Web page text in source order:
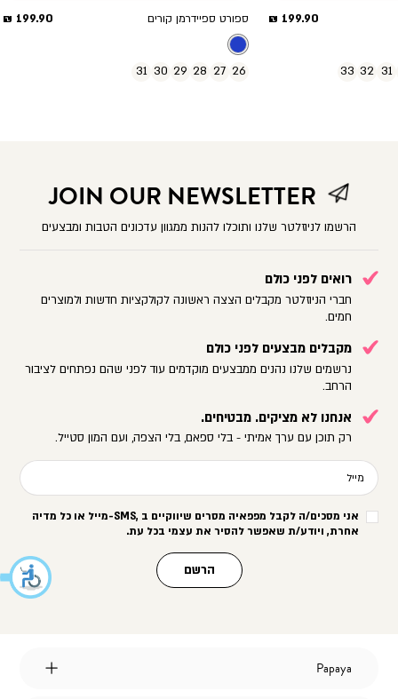
מחיר
199.90 ₪
31
32
33
ספורט ספיידרמן קורים
מחיר
199.90 ₪
26
27
28
29
30
31
JOIN OUR NEWSLETTER
הרשמו לניוזלטר שלנו ותוכלו להנות ממגוון עדכונים הטבות ומבצעים
רואים לפני כולם
חברי הניוזלטר מקבלים הצצה ראשונה לקולקציות חדשות ולמוצרים
חמים.
מקבלים מבצעים לפני כולם
נרשמים שלנו נהנים ממבצעים מוקדמים עוד לפני שהם נפתחים לציבור
הרחב.
אנחנו לא מציקים. מבטיחים.
רק תוכן עם ערך אמיתי - בלי ספאם, בלי הצפה, ועם המון סטייל.
מייל
אני מסכים/ה לקבל מפפאיה מסרים שיווקיים ב -SMS,מייל או כל מדיה
אחרת, ויודע/ת שאפשר להסיר את עצמי בכל עת.
הרשם
Papaya
Papaya